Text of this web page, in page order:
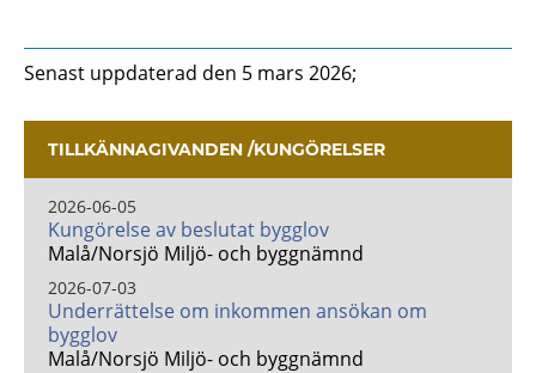
Senast uppdaterad den 5 mars 2026;
TILLKÄNNAGIVANDEN /KUNGÖRELSER
2026-06-05
Kungörelse av beslutat bygglov
Malå/Norsjö Miljö- och byggnämnd
2026-07-03
Underrättelse om inkommen ansökan om
bygglov
Malå/Norsjö Miljö- och byggnämnd